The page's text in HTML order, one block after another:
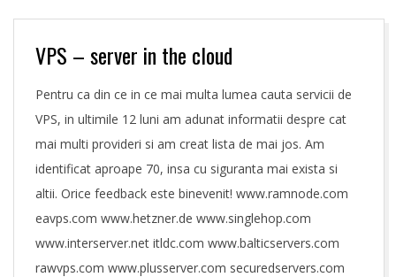
VPS – server in the cloud
Pentru ca din ce in ce mai multa lumea cauta servicii de
VPS, in ultimile 12 luni am adunat informatii despre cat
mai multi provideri si am creat lista de mai jos. Am
identificat aproape 70, insa cu siguranta mai exista si
altii. Orice feedback este binevenit! www.ramnode.com
eavps.com www.hetzner.de www.singlehop.com
www.interserver.net itldc.com www.balticservers.com
rawvps.com www.plusserver.com securedservers.com